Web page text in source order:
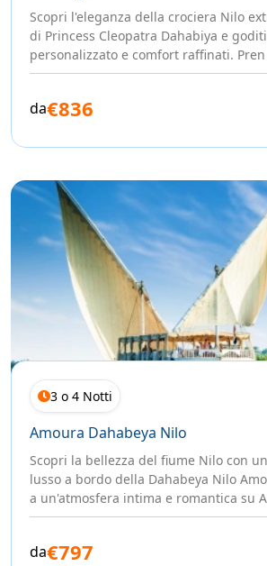
Scopri l'eleganza della crociera Nilo
di Princess Cleopatra Dahabiya e
personalizzato e comfort raffinati. Pren
da€836
3 o 4 Notti
Amoura Dahabeya Nilo
Scopri la bellezza del fiume Nilo con
lusso a bordo della Dahabeya Nilo
a un'atmosfera intima e romantica su
da€797